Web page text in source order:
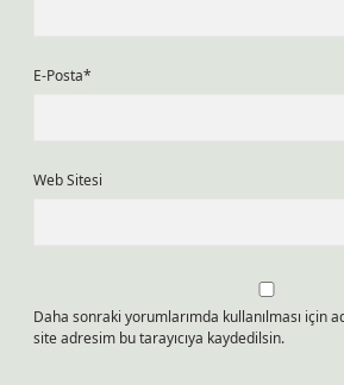
E-Posta*
Web Sitesi
Daha sonraki yorumlarımda kullanılması için
site adresim bu tarayıcıya kaydedilsin.